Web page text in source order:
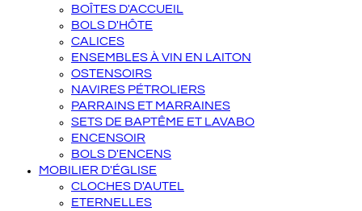
BOÎTES D'ACCUEIL
BOLS D'HÔTE
CALICES
ENSEMBLES À VIN EN LAITON
OSTENSOIRS
NAVIRES PÉTROLIERS
PARRAINS ET MARRAINES
SETS DE BAPTÊME ET LAVABO
ENCENSOIR
BOLS D'ENCENS
MOBILIER D'ÉGLISE
CLOCHES D'AUTEL
ETERNELLES